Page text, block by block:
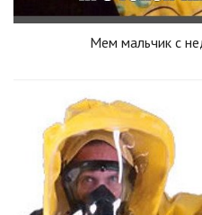
Мем мальчик с